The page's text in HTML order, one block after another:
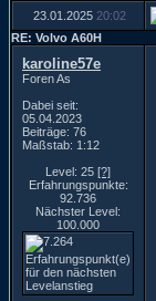
23.01.2025 20:02
RE: Volvo A60H
karoline57e
Foren As
Dabei seit:
05.04.2023
Beiträge: 76
Maßstab: 1:12
Level: 25 [?]
Erfahrungspunkte:
92.736
Nächster Level:
100.000